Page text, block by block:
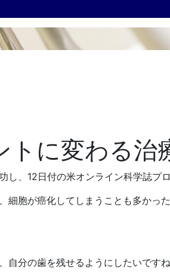
に変わる治
、12日付の米オンライン科学誌プ
胞が癌化してしまうことも多かっ
分の歯を残せるようにしたいですね